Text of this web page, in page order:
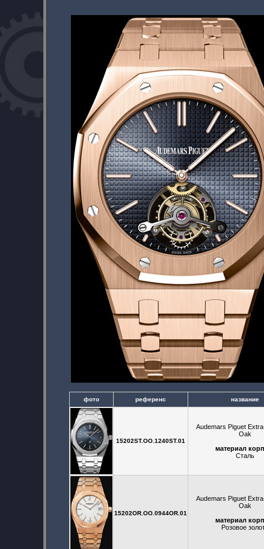
фото референс название
15202ST.OO.1240ST.01
Audemars Piguet
Oak
материал
Сталь
15202OR.OO.0944OR.01
Audemars Piguet
Oak
материал
Розовое